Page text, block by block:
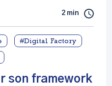
2 min
#Digital Factory
son framework